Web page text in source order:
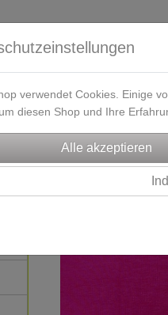
Lieferzeit
STOFFE Bündchen
verwendet Cookies. Einige
diesen Shop und Ihre